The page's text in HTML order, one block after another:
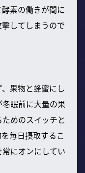
素の働きが間に
してしまうので
果物と蜂蜜にし
眠前に大量の果
めのスイッチと
毎日摂取するこ
にオンにしてい